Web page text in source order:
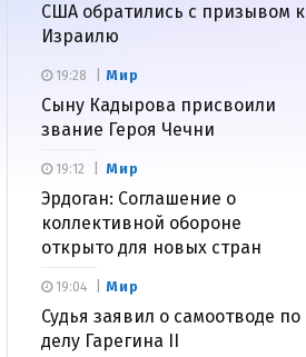
США обратились с призывом к
Израилю
Мир
Сыну Кадырова присвоили
звание Героя Чечни
19:28
Мир
Эрдоган: Соглашение о
коллективной обороне
открыто для новых стран
19:12
Мир
Судья заявил о самоотводе по
делу Гарегина II
19:04